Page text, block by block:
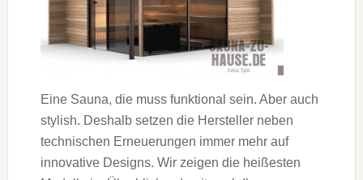
Eine Sauna, die muss funktional sein. Aber auch
stylish. Deshalb setzen die Hersteller neben
technischen Erneuerungen immer mehr auf
innovative Designs. Wir zeigen die heißesten